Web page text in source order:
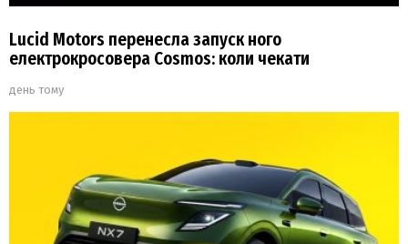
Lucid Motors перенесла запуск ного
електрокросовера Cosmos: коли чекати
день тому